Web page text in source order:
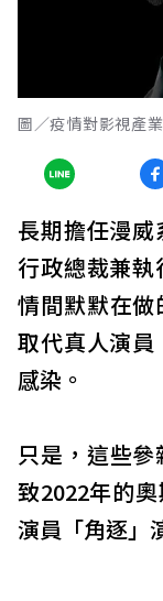
圖／疫情對影視產
長期擔任漫威
行政總裁兼
情間默默在
取代真人演
感染。
只是，這些
致2022年的
演員「角逐」